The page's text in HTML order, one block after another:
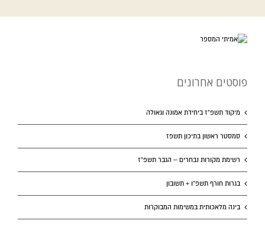
פוסטים אחרונים
מיקוד תשפ”ז ביחידת אמונה וגאולה
סמסטר ראשון בתיכון תשפז
רשימת מקורות נבחרים – הגבר תשפ”ז
בגרות חורף תשפ”ו + תשובון
בינה מלאכותית במשימות המבוקרות